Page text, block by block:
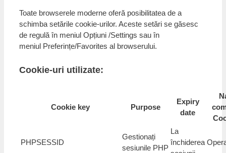
Toate browserele moderne oferă posibilitatea de a
schimba setările cookie-urilor. Aceste setări se găsesc
de regulă în meniul Opțiuni /Settings sau în
meniul Preferințe/Favorites al browserului.
Cookie-uri utilizate:
Cookie key Purpose
Expiry
date
PHPSESSID
Gestionați
sesiunile PHP
La
închiderea